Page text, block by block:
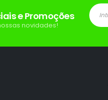
e Promoções
novidades!